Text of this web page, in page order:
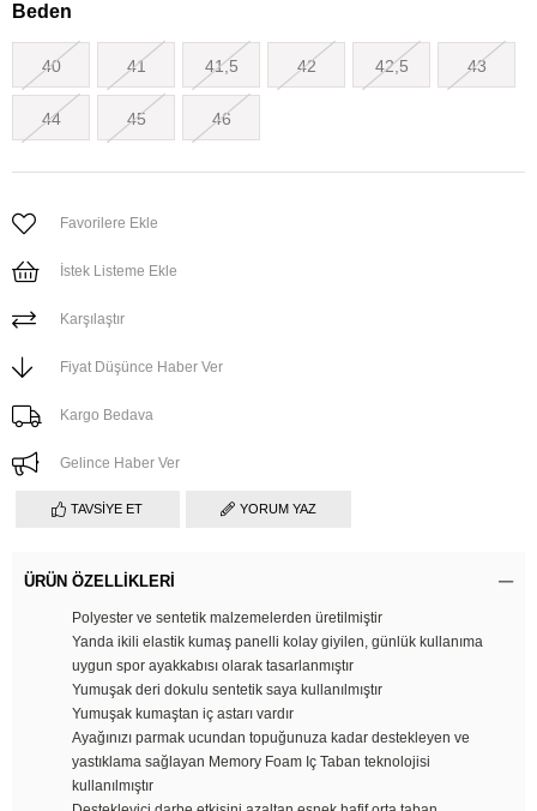
Beden
40 41 41,5 42 42,5 43
44 45 46
Favorilere Ekle
İstek Listeme Ekle
Karşılaştır
Fiyat Düşünce Haber Ver
Kargo Bedava
Gelince Haber Ver
TAVSIYE ET YORUM YAZ
ÜRÜN ÖZELLIKLERI
Polyester ve sentetik malzemelerden üretilmiştir
Yanda ikili elastik kumaş panelli kolay giyilen, günlük kullanıma
uygun spor ayakkabısı olarak tasarlanmıştır
Yumuşak deri dokulu sentetik saya kullanılmıştır
Yumuşak kumaştan iç astarı vardır
Ayağınızı parmak ucundan topuğunuza kadar destekleyen ve
yastıklama sağlayan Memory Foam Iç Taban teknolojisi
kullanılmıştır